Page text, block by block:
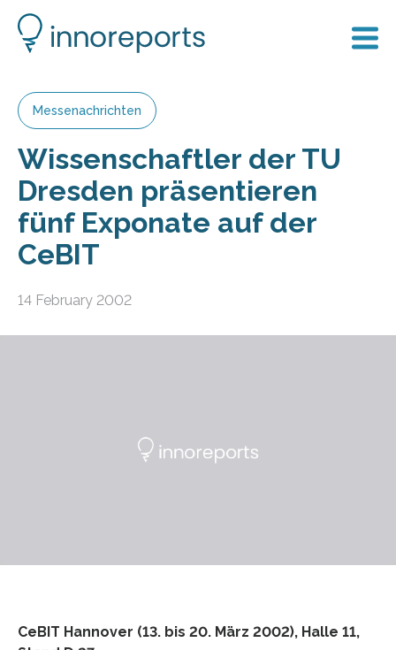
Messenachrichten
Wissenschaftler der TU
Dresden präsentieren
fünf Exponate auf der
CeBIT
14 February 2002
CeBIT Hannover (13. bis 20. März 2002), Halle 11,